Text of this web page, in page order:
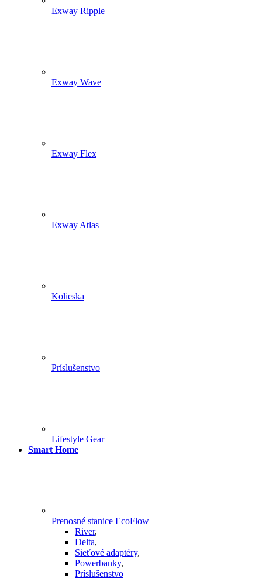
Exway Ripple
Exway Wave
Exway Flex
Exway Atlas
Kolieska
Príslušenstvo
Lifestyle Gear
Smart Home
Prenosné stanice EcoFlow
River,
Delta,
Sieťové adaptéry,
Powerbanky,
Príslušenstvo